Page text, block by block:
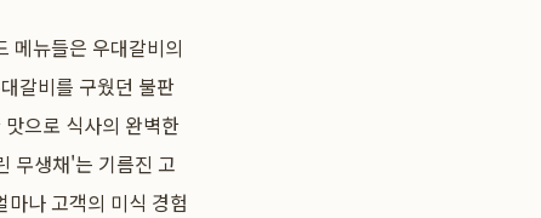
메뉴들은 우대갈비의
갈비를 구웠던 불판
으로 식사의 완벽한
무생채'는 기름진 고
나 고객의 미식 경험